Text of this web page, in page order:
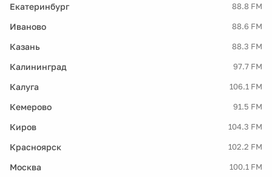
Екатеринбург 88.8 FM
Иваново 88.6 FM
Казань 88.3 FM
Калининград 97.7 FM
Калуга 106.1 FM
Кемерово 91.5 FM
Киров 104.3 FM
Красноярск 102.2 FM
Москва 100.1 FM